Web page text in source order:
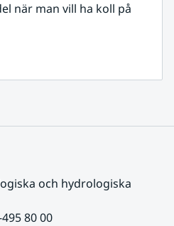
när man vill ha koll på
och hydrologiska
80 00